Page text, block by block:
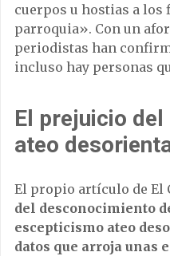
cuerpos u hostias a los
parroquia». Con un
periodistas han
incluso hay personas
El prejuicio
ateo
El propio artículo de El
del desconocimiento
escepticismo ateo
datos que arroja unas